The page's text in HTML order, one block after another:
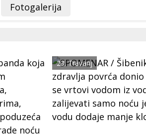
Fotogalerija
23. Travanj